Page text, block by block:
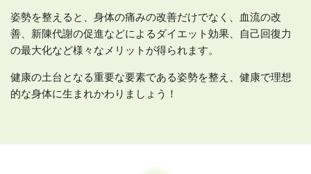
姿勢を整えると、身体の痛みの改善だけでなく、血流の改
善、新陳代謝の促進などによるダイエット効果、自己回復力
の最大化など様々なメリットが得られます。
健康の土台となる重要な要素である姿勢を整え、健康で理想
的な身体に生まれかわりましょう！